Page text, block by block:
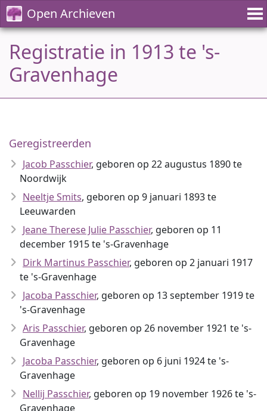
Open Archieven
Registratie in 1913 te 's-
Gravenhage
Geregistreerden
Jacob Passchier, geboren op 22 augustus 1890 te
Noordwijk
Neeltje Smits, geboren op 9 januari 1893 te
Leeuwarden
Jeane Therese Julie Passchier, geboren op 11
december 1915 te 's-Gravenhage
Dirk Martinus Passchier, geboren op 2 januari 1917
te 's-Gravenhage
Jacoba Passchier, geboren op 13 september 1919 te
's-Gravenhage
Aris Passchier, geboren op 26 november 1921 te 's-
Gravenhage
Jacoba Passchier, geboren op 6 juni 1924 te 's-
Gravenhage
Nellij Passchier, geboren op 19 november 1926 te 's-
Gravenhage